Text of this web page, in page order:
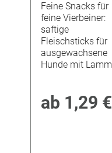
Feine Snacks für
feine Vierbeiner:
saftige
Fleischsticks für
ausgewachsene
Hunde mit Lamm
ab 1,29 €